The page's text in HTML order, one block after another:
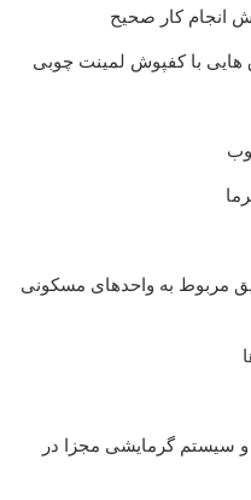
انجام کار صحیح
هایی با کفپوش لمینت چوبی
مربوط به واحدهای مسکونی
– سیستم گرمایش مرکزی در بلاک C و سیستم گرمایشی مجزا در